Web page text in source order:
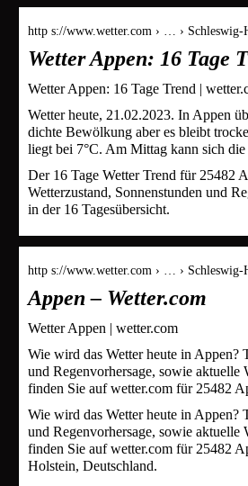
http s://www.wetter.com › … › Schleswig-
Wetter Appen: 16 Tage
Wetter Appen: 16 Tage Trend |
Wetter heute, 21.02.2023. In Appen
dichte Bewölkung aber es bleibt
liegt bei 7°C. Am Mittag kann sich
Der 16 Tage Wetter Trend für 25482
Wetterzustand, Sonnenstunden und
in der 16 Tagesübersicht.
http s://www.wetter.com › … › Schleswig-
Appen – Wetter.com
Wetter Appen | wetter.com
Wie wird das Wetter heute in Appen?
und Regenvorhersage, sowie aktuelle
finden Sie auf wetter.com für 25482
Wie wird das Wetter heute in Appen?
und Regenvorhersage, sowie aktuelle
finden Sie auf wetter.com für 25482
Holstein, Deutschland.